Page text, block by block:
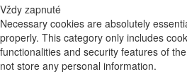
Vždy zapnuté
Necessary cookies are absolutely
properly. This category only includes
functionalities and security features of
not store any personal information.